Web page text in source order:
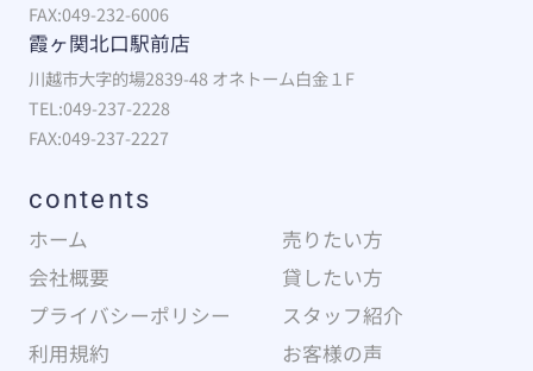
FAX:049-232-6006
霞ヶ関北口駅前店
川越市大字的場2839-48 オネトーム白金１F
TEL:049-237-2228
FAX:049-237-2227
contents
ホーム
売りたい方
会社概要
貸したい方
プライバシーポリシー
スタッフ紹介
利用規約
お客様の声